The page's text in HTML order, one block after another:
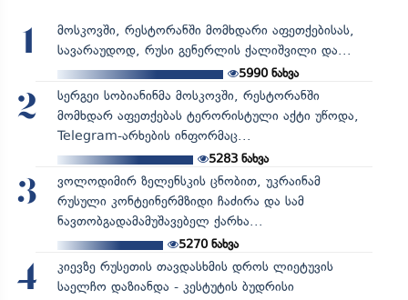
1
მოსკოვში, რესტორანში მომხდარი აფეთქებისას,
სავარაუდოდ, რუსი გენერლის ქალიშვილი და...
5990ნახვა
2
სერგეი სობიანინმა მოსკოვში, რესტორანში
მომხდარ აფეთქებას ტერორისტული აქტი უწოდა,
Telegram-არხების ინფორმაც...
5283ნახვა
3
ვოლოდიმირ ზელენსკის ცნობით, უკრაინამ
რუსული კონტეინერმზიდი ჩაძირა და სამ
ნავთობგადამამუშავებელ ქარხა...
5270ნახვა
4
კიევზე რუსეთის თავდასხმის დროს ლიეტუვის
საელჩო დაზიანდა - კესტუტის ბუდრისი